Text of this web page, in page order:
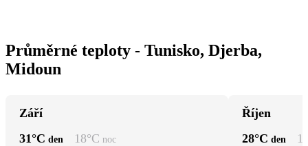
Průměrné teploty - Tunisko, Djerba,
Midoun
Září
31°C den 18°C noc
Říjen
28°C den